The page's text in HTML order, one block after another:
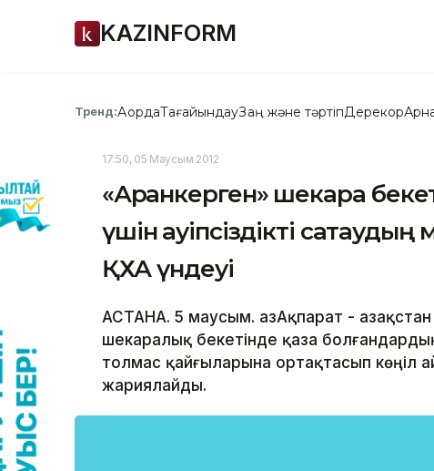
KAZINFORM
Тренд:АқордаТағайындауЗаң және тәртіпДерекқор
17:50, 05 Маусым 2012
«Арқанкерген» шекара
үшін қауіпсіздікті
ҚХА үндеуі
АСТАНА. 5 маусым. ҚазАқпарат -
шекаралық бекетінде қаза
толмас қайғыларына ортақтасып көңіл
жариялайды.